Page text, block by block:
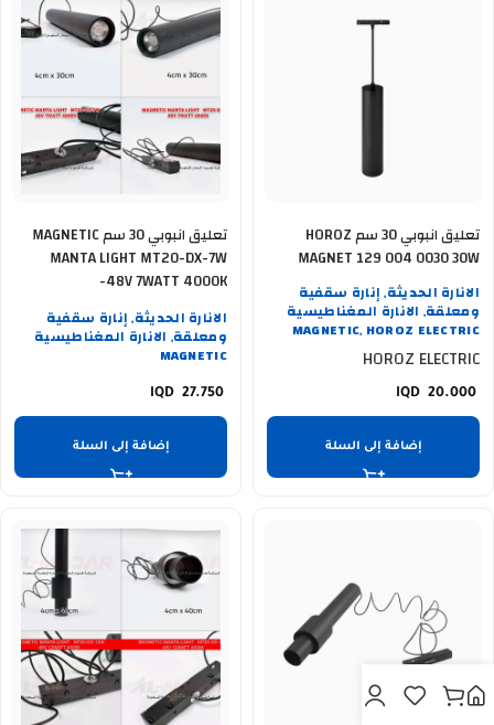
تعليق انبوبي 30 سم HOROZ
MAGNET 129 004 0030 30W
4200K BL 48VDC
الانارة الحديثة, إنارة سقفية
ومعلقة, الانارة المغناطيسية
MAGNETIC, HOROZ ELECTRIC
HOROZ ELECTRIC
20.000
إضافة إلى السلة
تعليق انبوبي 30 سم MAGNETIC
MANTA LIGHT MT20-DX-7W
-48V 7WATT 4000K
الانارة الحديثة, إنارة سقفية
ومعلقة, الانارة المغناطيسية
MAGNETIC
27.750
إضافة إلى السلة